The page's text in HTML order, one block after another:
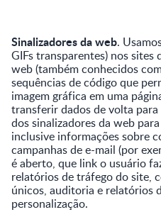
Sinalizadores da web.
GIFs transparentes) nos sites
web (também conhecidos
sequências de código que
imagem gráfica em uma
transferir dados de volta
dos sinalizadores da web
inclusive informações sobre
campanhas de e-mail (por
é aberto, que link o usuário
relatórios de tráfego do site,
únicos, auditoria e relatórios
personalização.